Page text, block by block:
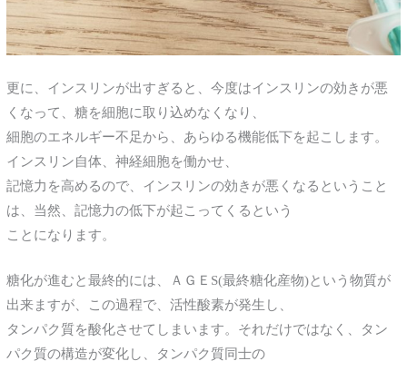
更に、インスリンが出すぎると、今度はインスリンの効きが悪
くなって、糖を細胞に取り込めなくなり、
細胞のエネルギー不足から、あらゆる機能低下を起こします。
インスリン自体、神経細胞を働かせ、
記憶力を高めるので、インスリンの効きが悪くなるということ
は、当然、記憶力の低下が起こってくるという
ことになります。
糖化が進むと最終的には、ＡＧＥS(最終糖化産物)という物質が
出来ますが、この過程で、活性酸素が発生し、
タンパク質を酸化させてしまいます。それだけではなく、タン
パク質の構造が変化し、タンパク質同士の